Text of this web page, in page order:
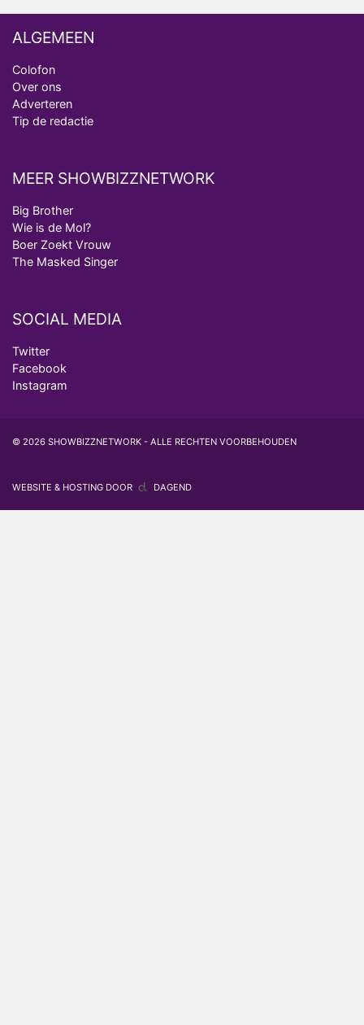
ALGEMEEN
Colofon
Over ons
Adverteren
Tip de redactie
MEER SHOWBIZZNETWORK
Big Brother
Wie is de Mol?
Boer Zoekt Vrouw
The Masked Singer
SOCIAL MEDIA
Twitter
Facebook
Instagram
© 2026 SHOWBIZZNETWORK - ALLE RECHTEN VOORBEHOUDEN
WEBSITE & HOSTING DOOR DAGEND